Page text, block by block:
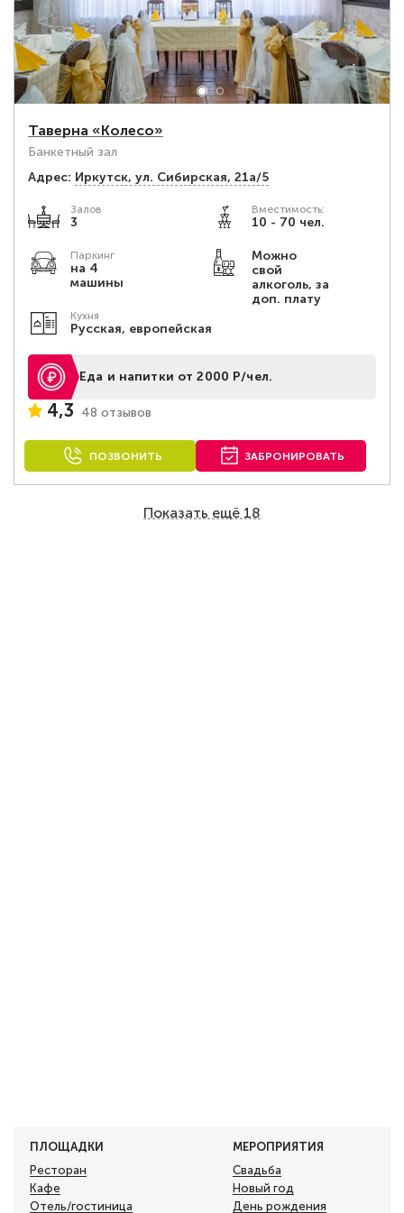
Таверна «Колесо»
Банкетный зал
Адрес: Иркутск, ул. Сибирская, 21а/5
Залов
3
Вместимость:
10 - 70 чел.
Паркинг
на 4
машины
Можно
свой
алкоголь, за
доп. плату
Кухня
Русская, европейская
Еда и напитки от 2000 Р/чел.
4,3 48 отзывов
ПОЗВОНИТЬ ЗАБРОНИРОВАТЬ
Показать ещё 18
ПЛОЩАДКИ
Ресторан
Кафе
Отель/гостиница
МЕРОПРИЯТИЯ
Свадьба
Новый год
День рождения